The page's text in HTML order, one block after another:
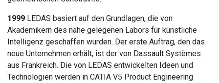
1999 LEDAS basiert auf den Grundlagen, die von
Akademikern des nahe gelegenen Labors für künstliche
Intelligenz geschaffen wurden. Der erste Auftrag, den das
neue Unternehmen erhält, ist der von Dassault Systèmes
aus Frankreich. Die von LEDAS entwickelten Ideen und
Technologien werden in CATIA V5 Product Engineering